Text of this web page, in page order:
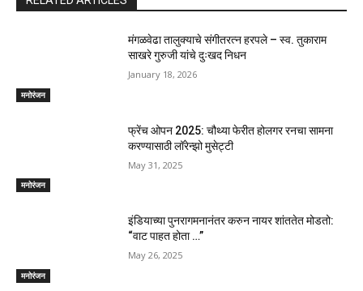
मनोरंजन
मंगळवेढा तालुक्याचे संगीतरत्न हरपले – स्व. तुकाराम
साखरे गुरुजी यांचे दुःखद निधन
January 18, 2026
मनोरंजन
फ्रेंच ओपन 2025: चौथ्या फेरीत होलगर रनचा सामना
करण्यासाठी लॉरेन्झो मुसेट्टी
May 31, 2025
मनोरंजन
इंडियाच्या पुनरागमनानंतर करुन नायर शांततेत मोडतो:
“वाट पाहत होता …”
May 26, 2025